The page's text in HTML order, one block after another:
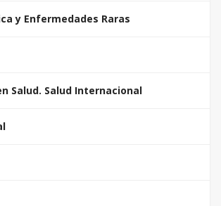
y Enfermedades Raras
Salud. Salud Internacional